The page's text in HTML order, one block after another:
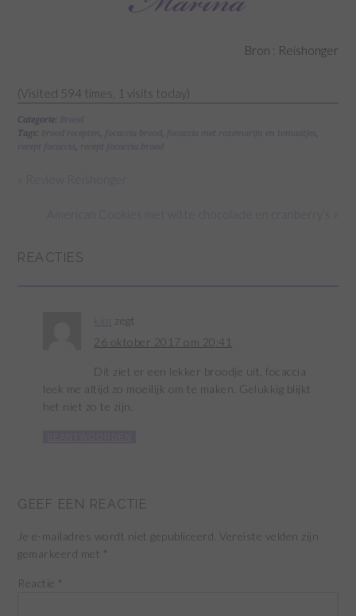
Bron : Reishonger
(Visited 594 times, 1 visits today)
Categorie: Brood
Tags: brood recepten, focaccia brood, focaccia met rozemarijn en tomaatjes,
recept focaccia, recept focaccia brood
« Review Reishonger
REACTIES
zegt
26 oktober 2017 om 20:41
Dit ziet er een lekker broodje uit, focaccia
leek me altijd zo moeilijk om te maken. Gelukkig blijkt
het niet zo te zijn.
GEEF EEN REACTIE
Je e-mailadres wordt niet gepubliceerd. Vereiste velden zijn
gemarkeerd met *
Reactie *